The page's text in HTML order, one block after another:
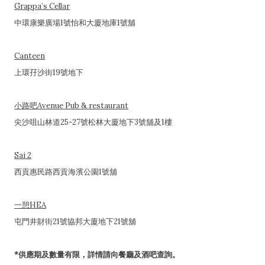
Grappa’s Cellar
中環康樂廣場1號怡和大廈地庫1號舖
Canteen
上環孖沙街19號地下
小路吧Avenue Pub & restaurant
尖沙咀山林道25-27號松林大廈地下3號舖及1樓
Sai 2
西貢惠民路西貢海濱公園1號舖
一憩HEA
屯門井財街21號協邦大廈地下21號舖
*供應期及數量有限，詳情請向餐廳及酒吧查詢。